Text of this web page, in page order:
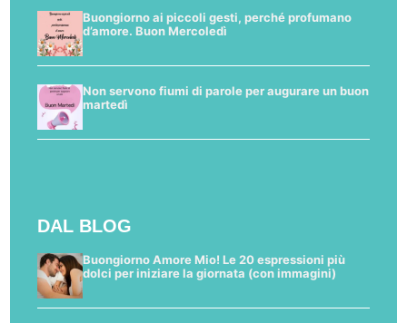
Buongiorno ai piccoli gesti, perché profumano
d’amore. Buon Mercoledì
Non servono fiumi di parole per augurare un buon
martedì
DAL BLOG
Buongiorno Amore Mio! Le 20 espressioni più
dolci per iniziare la giornata (con immagini)